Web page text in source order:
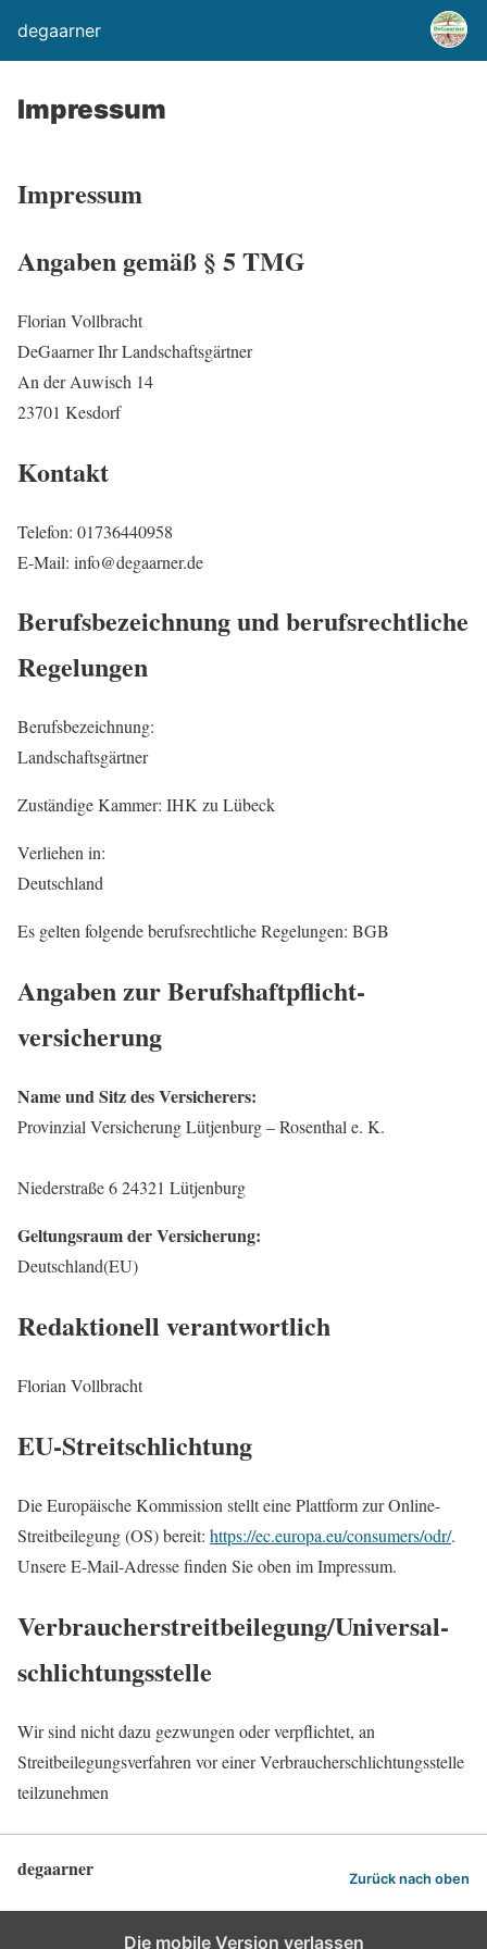
degaarner
Impressum
Impressum
Angaben gemäß § 5 TMG
Florian Vollbracht
DeGaarner Ihr Landschaftsgärtner
An der Auwisch 14
23701 Kesdorf
Kontakt
Telefon: 01736440958
E-Mail: info@degaarner.de
Berufsbezeichnung und berufsrechtliche
Regelungen
Berufsbezeichnung:
Landschaftsgärtner
Zuständige Kammer: IHK zu Lübeck
Verliehen in:
Deutschland
Es gelten folgende berufsrechtliche Regelungen: BGB
Angaben zur Berufs­haftpflicht­
versicherung
Name und Sitz des Versicherers:
Provinzial Versicherung Lütjenburg – Rosenthal e. K.
Niederstraße 6 24321 Lütjenburg
Geltungsraum der Versicherung:
Deutschland(EU)
Redaktionell verantwortlich
Florian Vollbracht
EU-Streitschlichtung
Die Europäische Kommission stellt eine Plattform zur Online-
Streitbeilegung (OS) bereit: https://ec.europa.eu/consumers/odr/.
Unsere E-Mail-Adresse finden Sie oben im Impressum.
Verbraucher­streit­beilegung/Universal­
schlichtungs­stelle
Wir sind nicht dazu gezwungen oder verpflichtet, an
Streitbeilegungsverfahren vor einer Verbraucherschlichtungsstelle
teilzunehmen
degaarner Zurück nach oben
Die mobile Version verlassen